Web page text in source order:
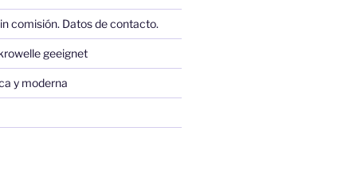
comisión. Datos de contacto.
geeignet
y moderna